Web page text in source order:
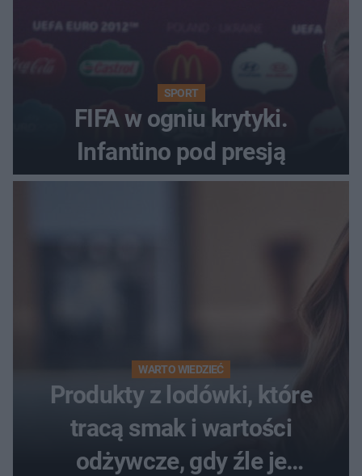
SPORT
FIFA w ogniu krytyki.
Infantino pod presją
WARTO WIEDZIEĆ
Produkty z lodówki, które
tracą smak i wartości
odżywcze, gdy źle je